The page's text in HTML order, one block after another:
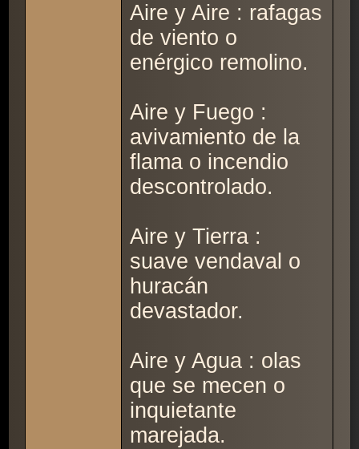
Aire y Aire : rafagas
de viento o
enérgico remolino.
Aire y Fuego :
avivamiento de la
flama o incendio
descontrolado.
Aire y Tierra :
suave vendaval o
huracán
devastador.
Aire y Agua : olas
que se mecen o
inquietante
marejada.